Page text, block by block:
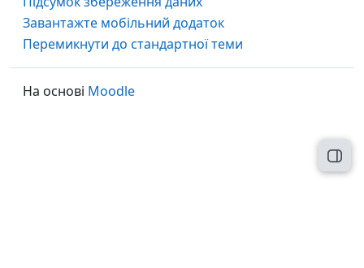
Завантажте мобільний додаток
Перемикнути до стандартної теми
На основі Moodle